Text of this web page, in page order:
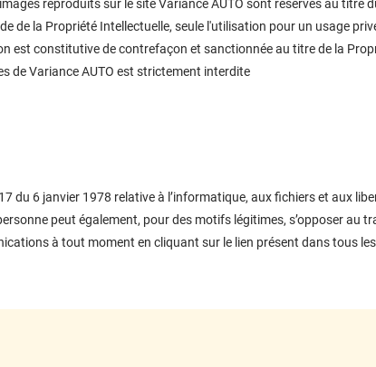
reproduits sur le site Variance AUTO sont réservés au
de la Propriété Intellectuelle, seule l'utilisation pour un usage
est constitutive de contrefaçon et sanctionnée au titre de la
de Variance AUTO est strictement interdite
du 6 janvier 1978 relative à l’informatique, aux fichiers et aux
peut également, pour des motifs légitimes, s’opposer au
à tout moment en cliquant sur le lien présent dans tous